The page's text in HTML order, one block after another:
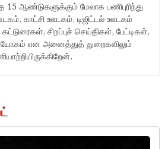
ஆண்டுகளுக்கும் மேலாக பணிபுரிந்து
காட்சி ஊடகம், டிஜிட்டல் ஊடகம்
சிறப்புச் செய்திகள், பேட்டிகள்,
என அனைத்துத் துறைகளிலும்